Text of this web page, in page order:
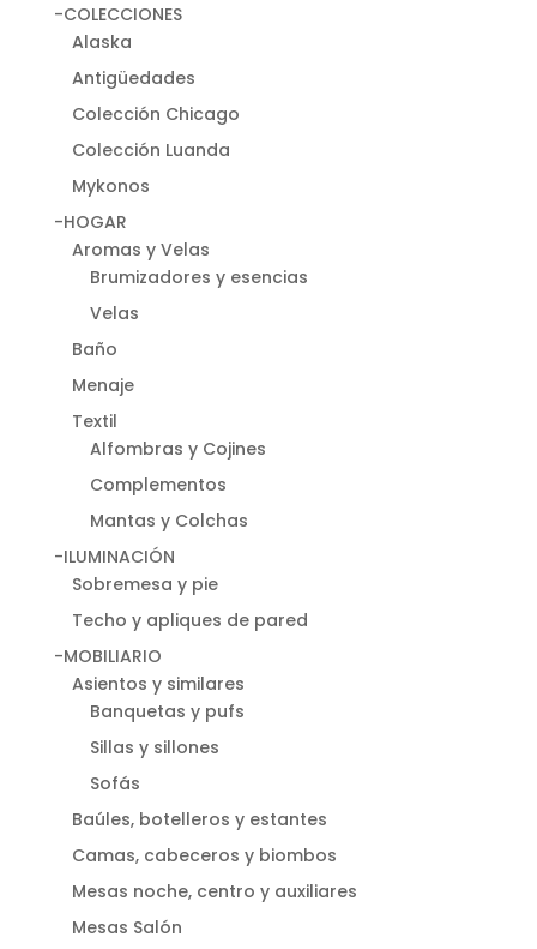
-COLECCIONES
Alaska
Antigüedades
Colección Chicago
Colección Luanda
Mykonos
-HOGAR
Aromas y Velas
Brumizadores y esencias
Velas
Baño
Menaje
Textil
Alfombras y Cojines
Complementos
Mantas y Colchas
-ILUMINACIÓN
Sobremesa y pie
Techo y apliques de pared
-MOBILIARIO
Asientos y similares
Banquetas y pufs
Sillas y sillones
Sofás
Baúles, botelleros y estantes
Camas, cabeceros y biombos
Mesas noche, centro y auxiliares
Mesas Salón